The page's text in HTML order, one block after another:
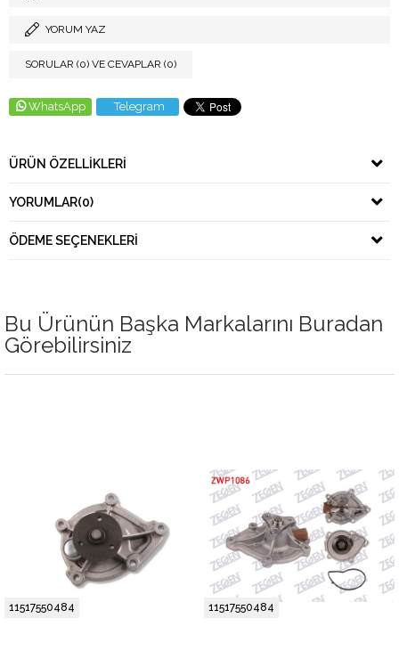
YORUM YAZ
SORULAR (0) VE CEVAPLAR (0)
WhatsApp Telegram
ÜRÜN ÖZELLIKLERI
YORUMLAR(0)
ÖDEME SEÇENEKLERI
Bu Ürünün Başka Markalarını Buradan
Görebilirsiniz
11517550484 11517550484